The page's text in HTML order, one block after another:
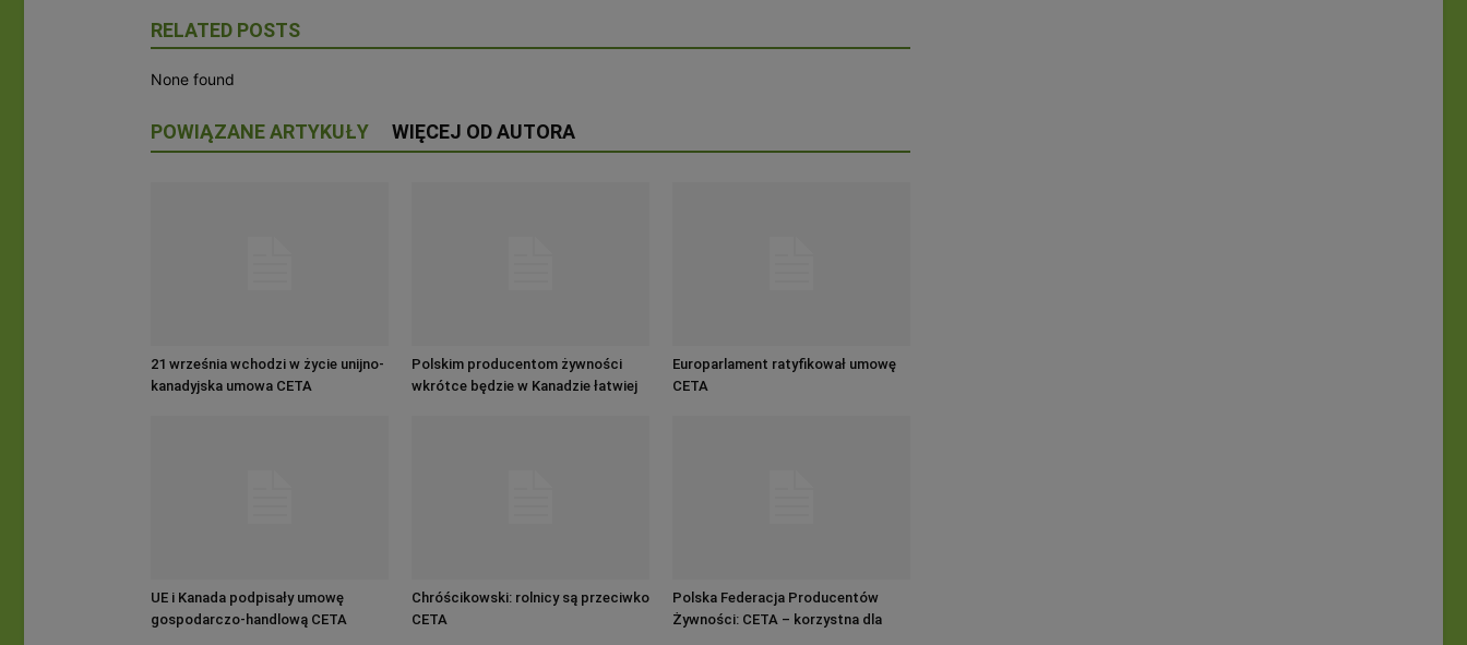
RELATED POSTS
None found
POWIĄZANE ARTYKUŁY WIĘCEJ OD AUTORA
21 września wchodzi w życie unijno-
kanadyjska umowa CETA
Polskim producentom żywności
wkrótce będzie w Kanadzie łatwiej
Europarlament ratyfikował umowę
CETA
UE i Kanada podpisały umowę
gospodarczo-handlową CETA
Chróścikowski: rolnicy są przeciwko
CETA
Polska Federacja Producentów
Żywności: CETA – korzystna dla